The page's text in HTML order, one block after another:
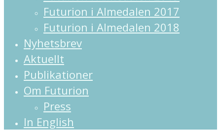
Futurion i Almedalen 2017
Futurion i Almedalen 2018
Nyhetsbrev
Aktuellt
Publikationer
Om Futurion
Press
In English